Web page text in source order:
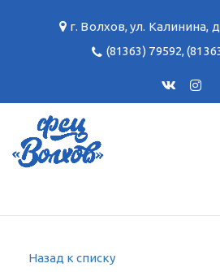
г. Волхов,ул. Калинина,
(81363) 79592,
Назад к списку